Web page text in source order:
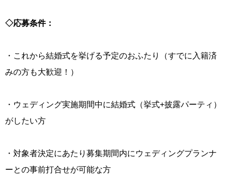
◇応募条件：
・これから結婚式を挙げる予定のおふたり（すでに入籍済
みの方も大歓迎！）
・ウェディング実施期間中に結婚式（挙式+披露パーティ）
がしたい方
・対象者決定にあたり募集期間内にウェディングプランナ
ーとの事前打合せが可能な方